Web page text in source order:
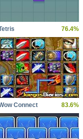
76.4%
Connect 83.6%